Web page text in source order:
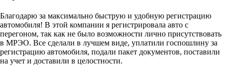
Благодарю за максимально быструю и удобную регистрацию
автомобиля! В этой компании я регистрировала авто с
перегоном, так как не было возможности лично присутствовать
в МРЭО. Все сделали в лучшем виде, уплатили госпошлину за
регистрацию автомобиля, подали пакет документов, поставили
на учет и доставили в целостности.